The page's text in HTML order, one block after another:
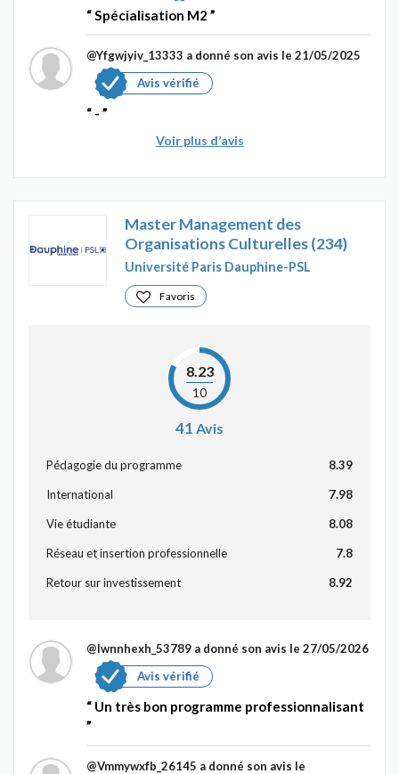
Spécialisation M2
@Yfgwjyiv_13333 a donné son avis le 21/05/2025
Avis vérifié
-
Voir plus d’avis
Master Management des
Organisations Culturelles (234)
Université Paris Dauphine-PSL
Favoris
8.23
10
41 Avis
Pédagogie du programme 8.39
International 7.98
Vie étudiante 8.08
Réseau et insertion professionnelle 7.8
Retour sur investissement 8.92
@Iwnnhexh_53789 a donné son avis le 27/05/2026
Avis vérifié
Un très bon programme professionnalisant
@Vmmywxfb_26145 a donné son avis le